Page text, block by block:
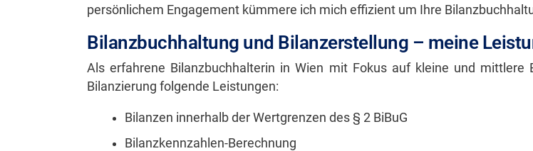
persönlichem Engagement kümmere ich mich effizient um Ihre
Bilanzbuchhaltung und Bilanzerstellung – meine
Als erfahrene Bilanzbuchhalterin in Wien mit Fokus auf kleine und mittlere
Bilanzierung folgende Leistungen:
Bilanzen innerhalb der Wertgrenzen des § 2 BiBuG
Bilanzkennzahlen-Berechnung